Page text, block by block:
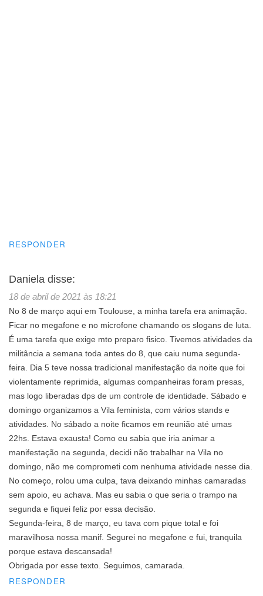
RESPONDER
Daniela disse:
18 de abril de 2021 às 18:21
No 8 de março aqui em Toulouse, a minha tarefa era animação.
Ficar no megafone e no microfone chamando os slogans de luta.
É uma tarefa que exige mto preparo fisico. Tivemos atividades da
militância a semana toda antes do 8, que caiu numa segunda-
feira. Dia 5 teve nossa tradicional manifestação da noite que foi
violentamente reprimida, algumas companheiras foram presas,
mas logo liberadas dps de um controle de identidade. Sábado e
domingo organizamos a Vila feminista, com vários stands e
atividades. No sábado a noite ficamos em reunião até umas
22hs. Estava exausta! Como eu sabia que iria animar a
manifestação na segunda, decidi não trabalhar na Vila no
domingo, não me comprometi com nenhuma atividade nesse dia.
No começo, rolou uma culpa, tava deixando minhas camaradas
sem apoio, eu achava. Mas eu sabia o que seria o trampo na
segunda e fiquei feliz por essa decisão.
Segunda-feira, 8 de março, eu tava com pique total e foi
maravilhosa nossa manif. Segurei no megafone e fui, tranquila
porque estava descansada!
Obrigada por esse texto. Seguimos, camarada.
RESPONDER